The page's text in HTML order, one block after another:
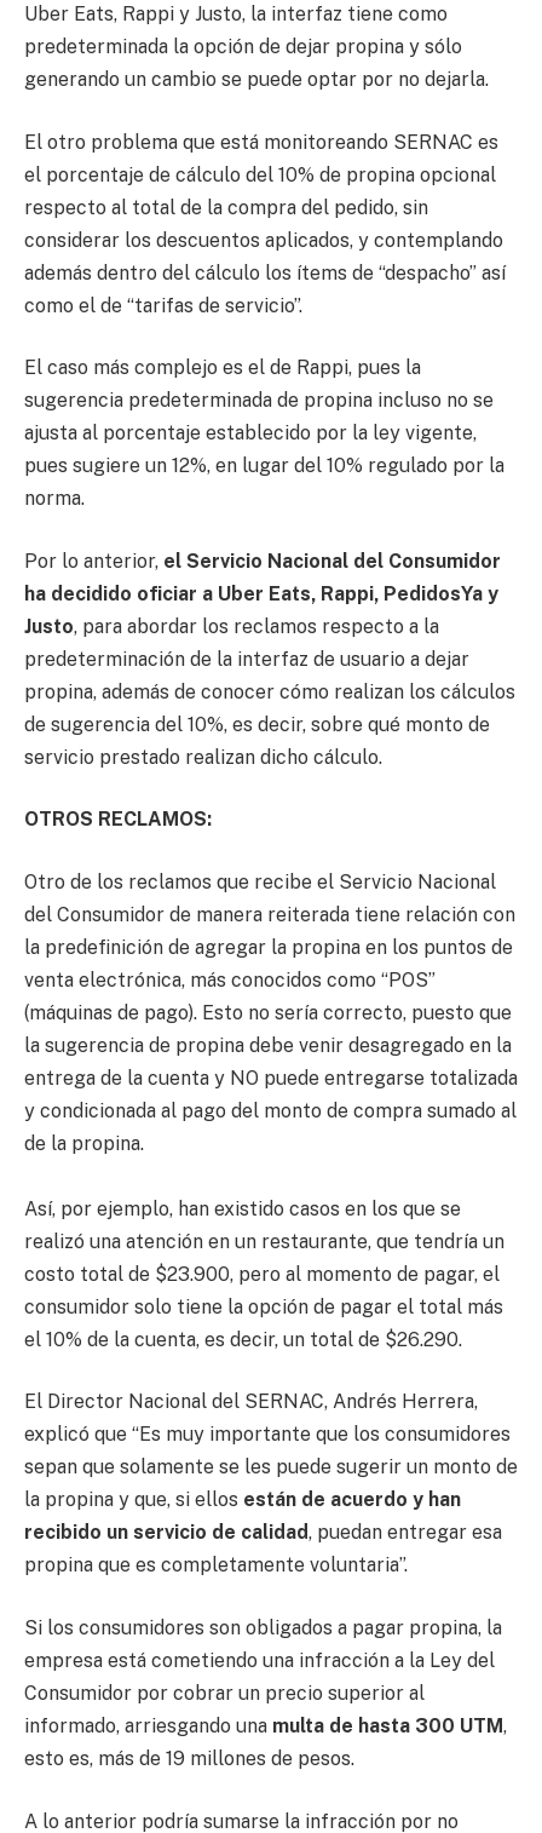
Uber Eats, Rappi y Justo, la interfaz tiene como
predeterminada la opción de dejar propina y sólo
generando un cambio se puede optar por no dejarla.
El otro problema que está monitoreando SERNAC es
el porcentaje de cálculo del 10% de propina opcional
respecto al total de la compra del pedido, sin
considerar los descuentos aplicados, y contemplando
además dentro del cálculo los ítems de “despacho” así
como el de “tarifas de servicio”.
El caso más complejo es el de Rappi, pues la
sugerencia predeterminada de propina incluso no se
ajusta al porcentaje establecido por la ley vigente,
pues sugiere un 12%, en lugar del 10% regulado por la
norma.
Por lo anterior, el Servicio Nacional del Consumidor
ha decidido oficiar a Uber Eats, Rappi, PedidosYa y
Justo, para abordar los reclamos respecto a la
predeterminación de la interfaz de usuario a dejar
propina, además de conocer cómo realizan los cálculos
de sugerencia del 10%, es decir, sobre qué monto de
servicio prestado realizan dicho cálculo.
OTROS RECLAMOS:
Otro de los reclamos que recibe el Servicio Nacional
del Consumidor de manera reiterada tiene relación con
la predefinición de agregar la propina en los puntos de
venta electrónica, más conocidos como “POS”
(máquinas de pago). Esto no sería correcto, puesto que
la sugerencia de propina debe venir desagregado en la
entrega de la cuenta y NO puede entregarse totalizada
y condicionada al pago del monto de compra sumado al
de la propina.
Así, por ejemplo, han existido casos en los que se
realizó una atención en un restaurante, que tendría un
costo total de $23.900, pero al momento de pagar, el
consumidor solo tiene la opción de pagar el total más
el 10% de la cuenta, es decir, un total de $26.290.
El Director Nacional del SERNAC, Andrés Herrera,
explicó que “Es muy importante que los consumidores
sepan que solamente se les puede sugerir un monto de
la propina y que, si ellos están de acuerdo y han
recibido un servicio de calidad, puedan entregar esa
propina que es completamente voluntaria”.
Si los consumidores son obligados a pagar propina, la
empresa está cometiendo una infracción a la Ley del
Consumidor por cobrar un precio superior al
informado, arriesgando una multa de hasta 300 UTM,
esto es, más de 19 millones de pesos.
A lo anterior podría sumarse la infracción por no